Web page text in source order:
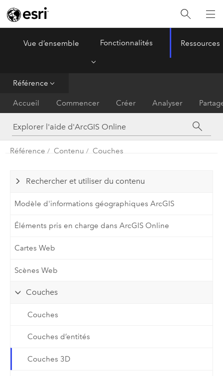
ArcGIS Online
Vue d’ensemble Fonctionnalités Ressources
Référence
Accueil Commencer Créer Analyser
Référence Contenu Couches
Rechercher et utiliser du contenu
Modèle d'informations géographiques ArcGIS
Éléments pris en charge dans ArcGIS Online
Cartes Web
Scènes Web
Couches
Couches
Couches d’entités
Couches 3D